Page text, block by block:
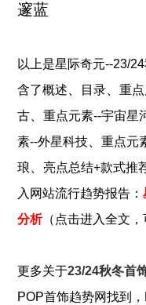
邃蓝
以上是星际奇元--23/
含了概述、 目录、重
古、重点元素--宇宙星
素--外星科技、重点元
琅、亮点总结+款式推
入网站流行趋势报告：
分析（点击进入全文，
更多关于23/24秋冬首
POP首饰趋势网找到